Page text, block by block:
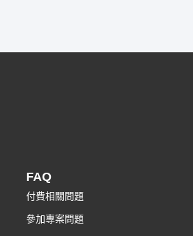
FAQ
付費相關問題
參加專案問題